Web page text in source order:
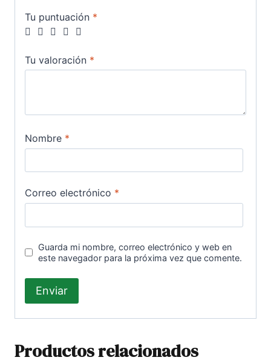
Tu puntuación *
Tu valoración *
Nombre *
Correo electrónico *
Guarda mi nombre, correo electrónico y web en
este navegador para la próxima vez que comente.
Productos relacionados